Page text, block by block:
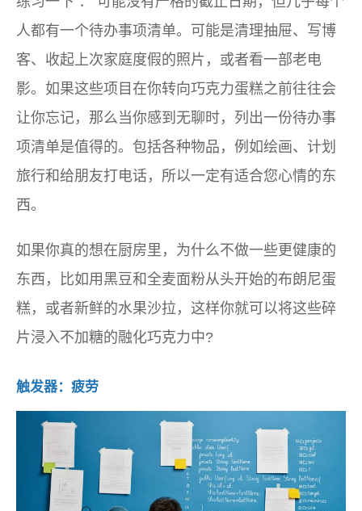
人都有一个待办事项清单。可能是清理抽屉、写博
客、收起上次家庭度假的照片，或者看一部老电
影。如果这些项目在你转向巧克力蛋糕之前往往会
让你忘记，那么当你感到无聊时，列出一份待办事
项清单是值得的。包括各种物品，例如绘画、计划
旅行和给朋友打电话，所以一定有适合您心情的东
西。
如果你真的想在厨房里，为什么不做一些更健康的
东西，比如用黑豆和全麦面粉从头开始的布朗尼蛋
糕，或者新鲜的水果沙拉，这样你就可以将这些碎
片浸入不加糖的融化巧克力中?
触发器：疲劳